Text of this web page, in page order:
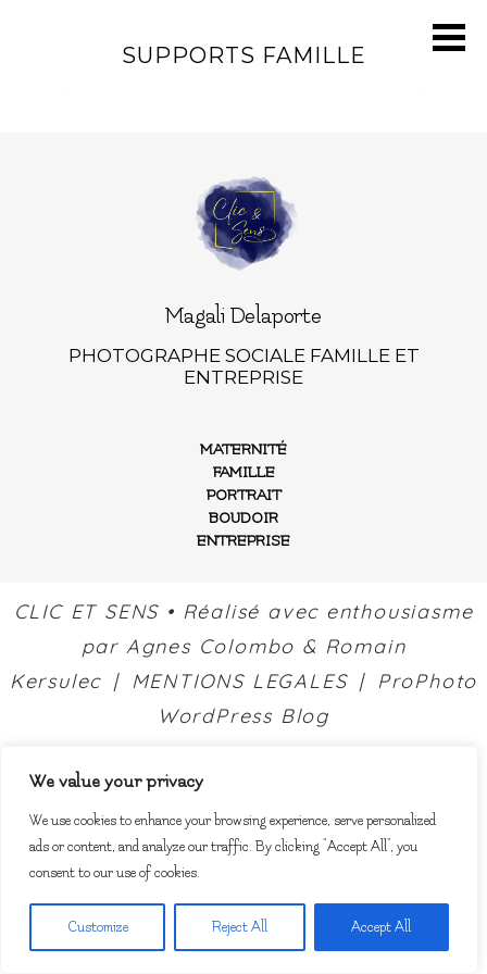
We value your privacy
We use cookies to enhance your browsing experience, serve personalized
ads or content, and analyze our traffic. By clicking "Accept All", you
consent to our use of cookies.
Customize Reject All Accept All
SUPPORTS FAMILLE
Magali Delaporte
PHOTOGRAPHE SOCIALE FAMILLE ET
ENTREPRISE
MATERNITÉ
FAMILLE
PORTRAIT
BOUDOIR
ENTREPRISE
CLIC ET SENS • Réalisé avec enthousiasme
par Agnes Colombo & Romain
Kersulec | MENTIONS LEGALES | ProPhoto
WordPress Blog